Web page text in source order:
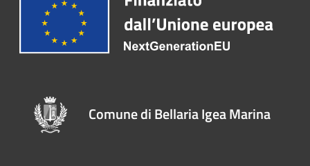
Comune di Bellaria Igea Marina